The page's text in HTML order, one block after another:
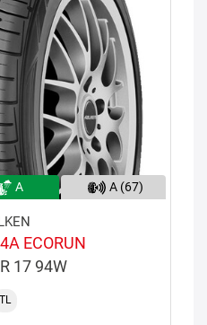
A A (67)
ECORUN
17 94W
TL